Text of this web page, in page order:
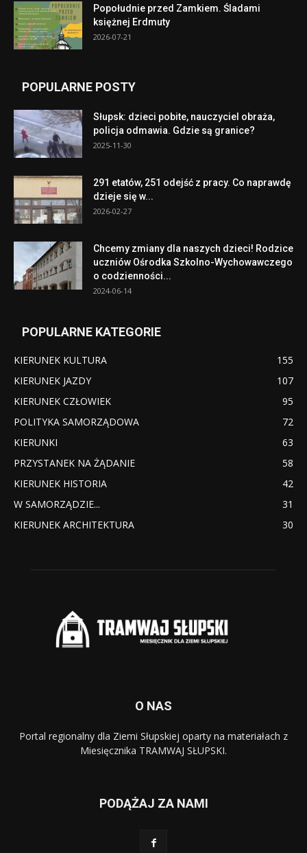
Popołudnie przed Zamkiem. Śladami
księżnej Erdmuty
2026-07-21
POPULARNE POSTY
Słupsk: dzieci pobite, nauczyciel obraża,
policja odmawia. Gdzie są granice?
2025-11-30
291 etatów, 251 odejść z pracy. Co naprawdę
dzieje się w...
2026-02-27
Chcemy zmiany dla naszych dzieci! Rodzice
uczniów Ośrodka Szkolno-Wychowawczego
o codzienności...
2024-06-14
POPULARNE KATEGORIE
KIERUNEK KULTURA
155
KIERUNEK JAZDY
107
KIERUNEK CZŁOWIEK
95
POLITYKA SAMORZĄDOWA
72
KIERUNKI
63
PRZYSTANEK NA ŻĄDANIE
58
KIERUNEK HISTORIA
42
W SAMORZĄDZIE...
31
KIERUNEK ARCHITEKTURA
30
O NAS
Portal regionalny dla Ziemi Słupskiej oparty na materiałach z
Miesięcznika TRAMWAJ SŁUPSKI.
PODĄŻAJ ZA NAMI